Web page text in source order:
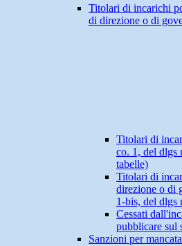
Titolari di incarichi
di direzione o di
Titolari di
co. 1, del dlgs
tabelle)
Titolari di
direzione o di
1-bis, del dlgs
Cessati
pubblicare sul
Sanzioni per